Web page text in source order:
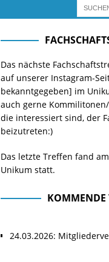
Das nächste
auf unserer Instagram-
bekanntgegeben] im
auch gerne
die interessiert sind, der
beizutreten:)
Das letzte Treffen fand
Unikum statt.
KOMMENDE
24.03.2026: